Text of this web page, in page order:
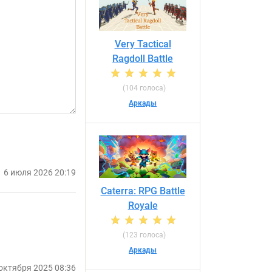
6 июля 2026 20:19
2025 08:36
Very Tactical
Ragdoll Battle
(104 голоса)
Аркады
Caterra: RPG Battle
Royale
(123 голоса)
Аркады